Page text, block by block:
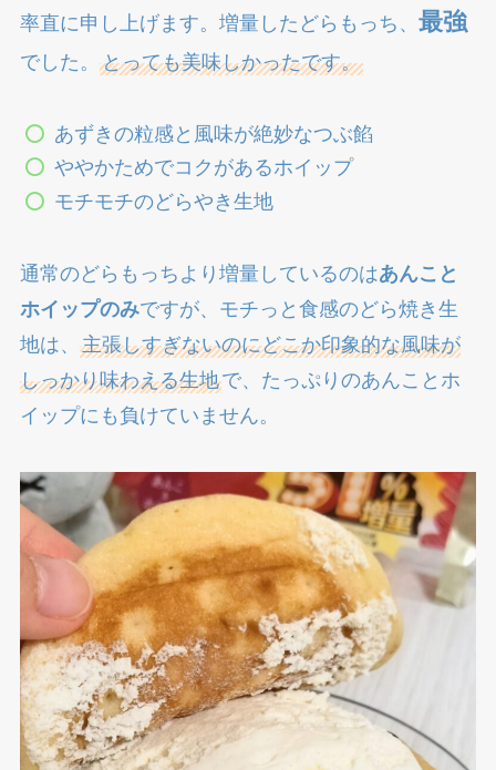
率直に申し上げます。増量したどらもっち、 最強
でした。 とっても美味しかったです。
あずきの粒感と風味が絶妙なつぶ餡
ややかためでコクがあるホイップ
モチモチのどらやき生地
通常のどらもっちより増量しているのはあんこと
ホイップのみですが、モチっと食感のどら焼き生
地は、 主張しすぎないのにどこか印象的な風味が
しっかり味わえる生地で、たっぷりのあんことホ
イップにも負けていません。